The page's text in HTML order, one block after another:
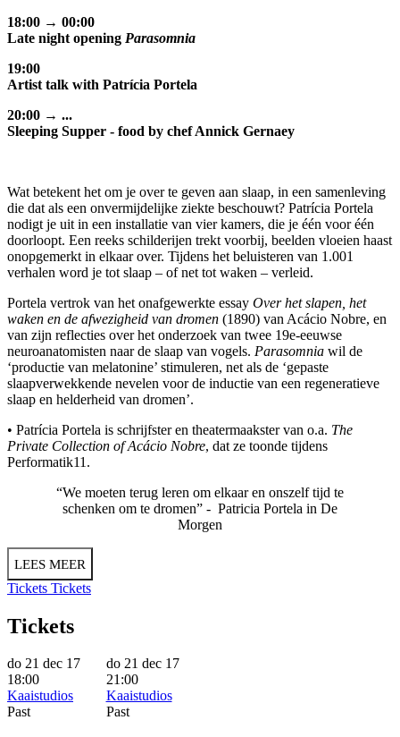
18:00 → 00:00
Late night opening Parasomnia
19:00
Artist talk with Patrícia Portela
20:00 → ...
Sleeping Supper - food by chef Annick Gernaey
Wat betekent het om je over te geven aan slaap, in een samenleving
die dat als een onvermijdelijke ziekte beschouwt? Patrícia Portela
nodigt je uit in een installatie van vier kamers, die je één voor één
doorloopt. Een reeks schilderijen trekt voorbij, beelden vloeien haast
onopgemerkt in elkaar over. Tijdens het beluisteren van 1.001
verhalen word je tot slaap – of net tot waken – verleid.
Portela vertrok van het onafgewerkte essay Over het slapen, het
waken en de afwezigheid van dromen (1890) van Acácio Nobre, en
van zijn reflecties over het onderzoek van twee 19e-eeuwse
neuroanatomisten naar de slaap van vogels. Parasomnia wil de
‘productie van melatonine’ stimuleren, net als de ‘gepaste
slaapverwekkende nevelen voor de inductie van een regeneratieve
slaap en helderheid van dromen’.
• Patrícia Portela is schrijfster en theatermaakster van o.a. The
Private Collection of Acácio Nobre, dat ze toonde tijdens
Performatik11.
“We moeten terug leren om elkaar en onszelf tijd te
schenken om te dromen” - Patricia Portela in De
Morgen
LEES MEER
Tickets Tickets
Tickets
do 21 dec 17
18:00
Kaaistudios
Past
do 21 dec 17
21:00
Kaaistudios
Past